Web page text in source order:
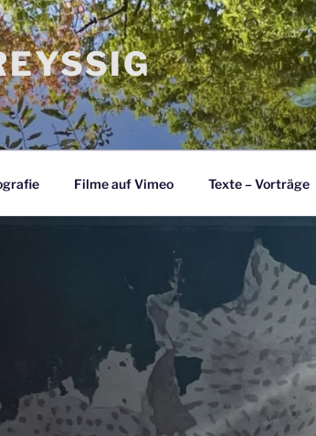
Filme auf Vimeo Texte – Vorträge